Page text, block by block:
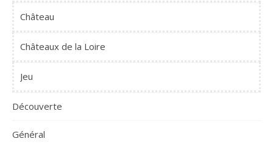
Château
Châteaux de la Loire
Jeu
Découverte
Général